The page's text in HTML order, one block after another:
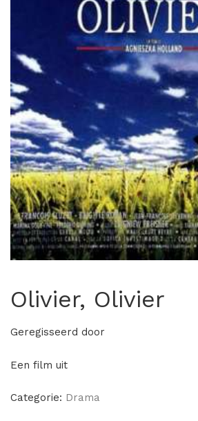
Olivier, Olivier
Geregisseerd door
Een film uit
Categorie: Drama